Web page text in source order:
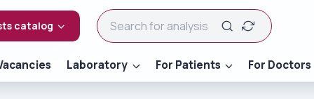
catalog
Laboratory For Patients For Doctors